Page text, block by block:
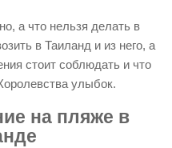
а что нельзя делать в
в Таиланд и из него, а
стоит соблюдать и что
улыбок.
на пляже в